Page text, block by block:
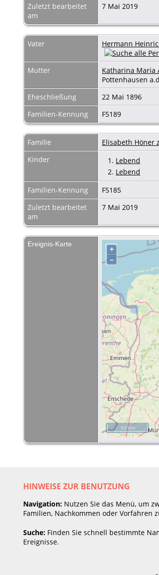
Zuletzt bearbeitet
am
7 Mai 2019
Vater Hermann
Mutter
Katharina Maria
Pottenhausen
Eheschließung
22 Mai 1896
Familien-Kennung
F5189
Familie Elisabeth Höner
Kinder
1. Lebend
2. Lebend
Familien-Kennung
F5185
Zuletzt bearbeitet
am
7 Mai 2019
Ereignis-Karte
+
–
50 km
HINWEISE ZUR BENUTZUNG
Navigation: Nutzen Sie das Menü, um
Familien, Nachkommen oder Vorfahren
Suche: Finden Sie schnell bestimmte
Ereignisse.